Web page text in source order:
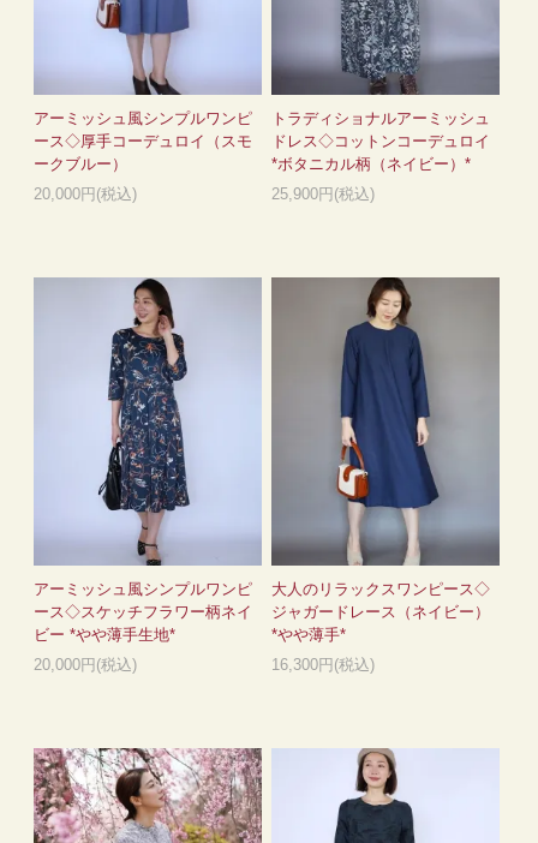
アーミッシュ風シンプルワンピ
ース◇厚手コーデュロイ（スモ
ークブルー）
20,000円(税込)
トラディショナルアーミッシュ
ドレス◇コットンコーデュロイ
*ボタニカル柄（ネイビー）*
25,900円(税込)
アーミッシュ風シンプルワンピ
ース◇スケッチフラワー柄ネイ
ビー *やや薄手生地*
20,000円(税込)
大人のリラックスワンピース◇
ジャガードレース（ネイビー）
*やや薄手*
16,300円(税込)